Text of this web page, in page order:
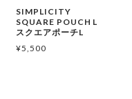
SIMPLICITY
SQUARE POUCH L
スクエアポーチL
¥5,500